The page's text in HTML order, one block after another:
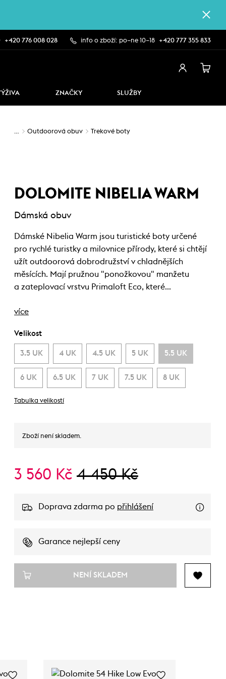
+420 776 008 028 info o zboží: po–ne 10–18 +420 777 355 833
ZNAČKY SLUŽBY
… Outdoorová obuv Trekové boty
DOLOMITE NIBELIA WARM
Dámská obuv
Dámské Nibelia Warm jsou turistické boty určené
pro rychlé turistky a milovnice přírody, které si chtějí
užít outdoorová dobrodružství v chladnějších
měsících. Mají pružnou "ponožkovou" manžetu
a zateplovací vrstvu Primaloft Eco, které…
více
Velikost
3.5 UK 4 UK 4.5 UK 5 UK 5.5 UK
6 UK 6.5 UK 7 UK 7.5 UK 8 UK
Tabulka velikostí
Zboží není skladem.
3 560 Kč 4 450 Kč
Doprava zdarma po přihlášení
Garance nejlepší ceny
NENÍ SKLADEM